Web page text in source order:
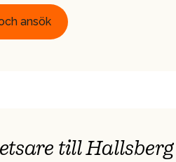
ansök
till Hallsberg